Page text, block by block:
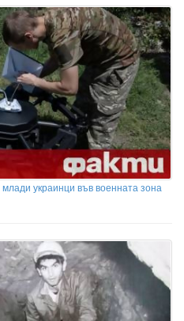
украинци във военната зона